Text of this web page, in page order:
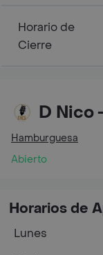
Horario de
Cierre
D Nico
Hamburguesa
Abierto
Horarios de
Lunes